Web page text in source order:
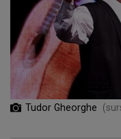
Tudor Gheorghe